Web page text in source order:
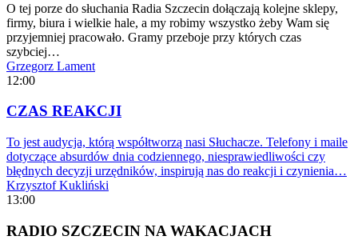
O tej porze do słuchania Radia Szczecin dołączają kolejne sklepy,
firmy, biura i wielkie hale, a my robimy wszystko żeby Wam się
przyjemniej pracowało. Gramy przeboje przy których czas
szybciej…
Grzegorz Lament
12:00
CZAS REAKCJI
To jest audycja, którą współtworzą nasi Słuchacze. Telefony i maile
dotyczące absurdów dnia codziennego, niesprawiedliwości czy
błędnych decyzji urzędników, inspirują nas do reakcji i czynienia…
Krzysztof Kukliński
13:00
RADIO SZCZECIN NA WAKACJACH